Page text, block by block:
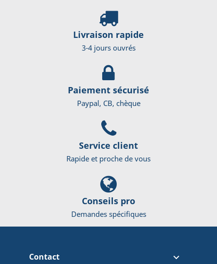
Livraison rapide
3-4 jours ouvrés
Paiement sécurisé
Paypal, CB, chèque
Service client
Rapide et proche de vous
Conseils pro
Demandes spécifiques
Contact 